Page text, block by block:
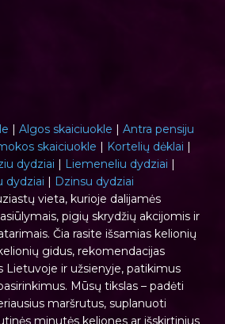
| Algos skaiciuokle | Antra pensiju
skaiciuokle | Kortelių dėklai |
dydziai | Liemeneliu dydziai |
dydziai | Dzinsu dydziai
vieta, kurioje dalijamės
pigių skrydžių akcijomis ir
Čia rasite išsamias kelionių
gidus, rekomendacijas
Lietuvoje ir užsienyje, patikimus
Mūsų tikslas – padėti
maršrutus, suplanuoti
minutės keliones ar išskirtinius